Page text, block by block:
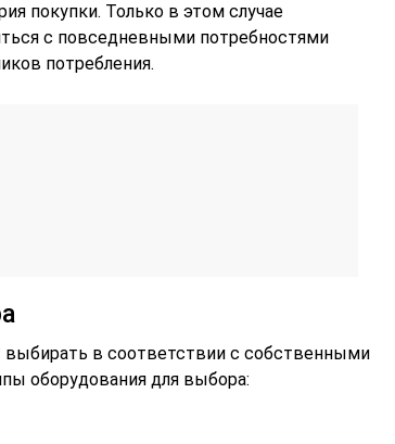
покупки. Только в этом случае
с повседневными потребностями
потребления.
выбирать в соответствии с собственными
оборудования для выбора: